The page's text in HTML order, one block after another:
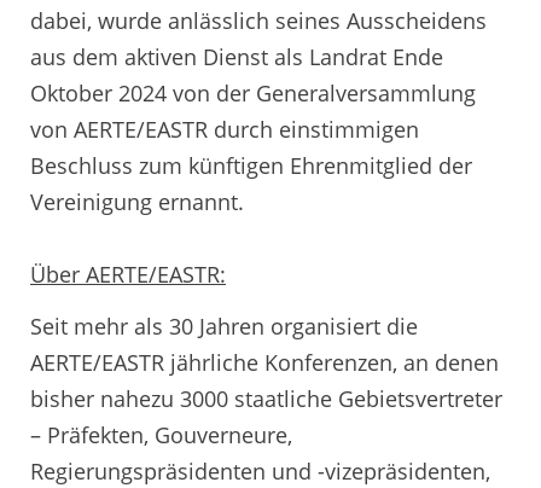
dabei, wurde anlässlich seines Ausscheidens
aus dem aktiven Dienst als Landrat Ende
Oktober 2024 von der Generalversammlung
von AERTE/EASTR durch einstimmigen
Beschluss zum künftigen Ehrenmitglied der
Vereinigung ernannt.
Über AERTE/EASTR:
Seit mehr als 30 Jahren organisiert die
AERTE/EASTR jährliche Konferenzen, an denen
bisher nahezu 3000 staatliche Gebietsvertreter
– Präfekten, Gouverneure,
Regierungspräsidenten und -vizepräsidenten,